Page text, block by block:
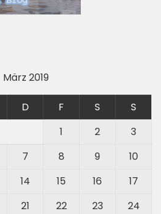
März 2019
D F S
S
1
2
3
7 8 9
10
14 15 16
17
21 22 23
24